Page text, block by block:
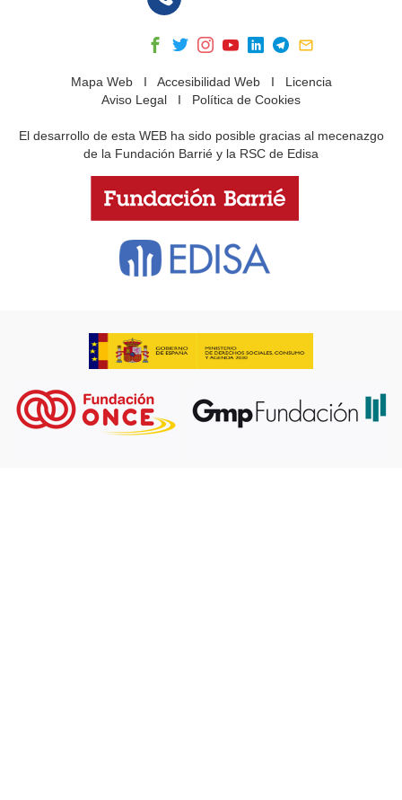
Mapa WebI Accesibilidad WebI Licencia
Aviso Legal I Política de Cookies
El desarrollo de esta WEB ha sido posible gracias al mecenazgo
de la Fundación Barrié y la RSC de Edisa